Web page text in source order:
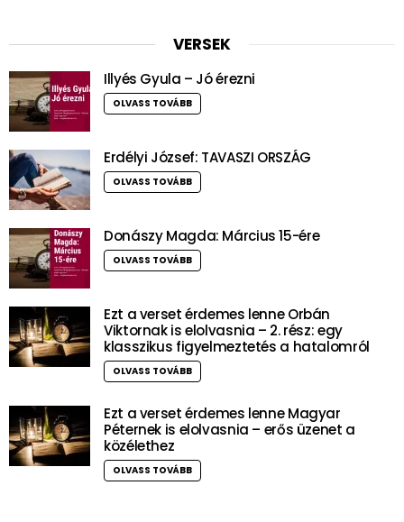
VERSEK
Illyés Gyula – Jó érezni
OLVASS TOVÁBB
Erdélyi József: TAVASZI ORSZÁG
OLVASS TOVÁBB
Donászy Magda: Március 15-ére
OLVASS TOVÁBB
Ezt a verset érdemes lenne Orbán
Viktornak is elolvasnia – 2. rész: egy
klasszikus figyelmeztetés a hatalomról
OLVASS TOVÁBB
Ezt a verset érdemes lenne Magyar
Péternek is elolvasnia – erős üzenet a
közélethez
OLVASS TOVÁBB